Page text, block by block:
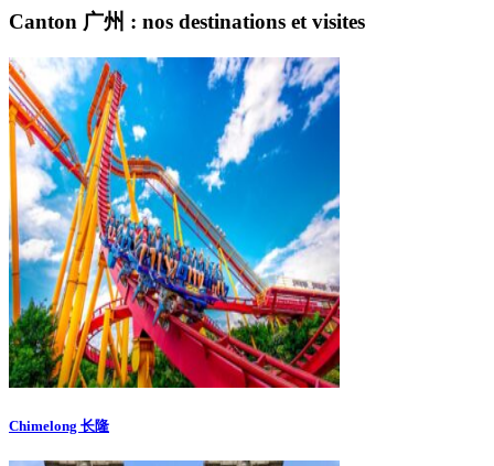
Canton 广州 : nos destinations et visites
Chimelong 长隆